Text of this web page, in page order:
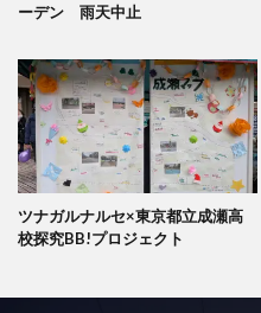
ーデン 雨天中止
ツナガルナルセ×東京都立成瀬高
校探究BB!プロジェクト